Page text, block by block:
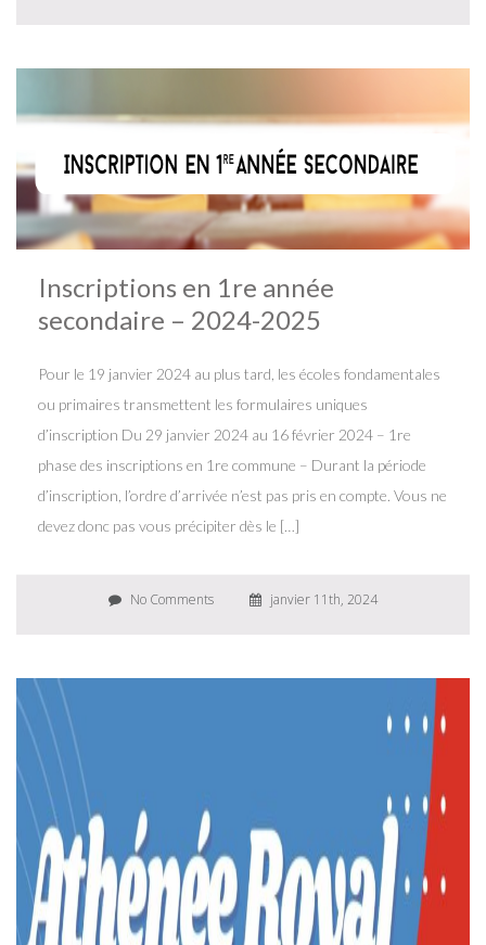
Inscriptions en 1re année
secondaire – 2024-2025
Pour le 19 janvier 2024 au plus tard, les écoles fondamentales
ou primaires transmettent les formulaires uniques
d’inscription Du 29 janvier 2024 au 16 février 2024 – 1re
phase des inscriptions en 1re commune – Durant la période
d’inscription, l’ordre d’arrivée n’est pas pris en compte. Vous ne
devez donc pas vous précipiter dès le […]
No Comments janvier 11th, 2024